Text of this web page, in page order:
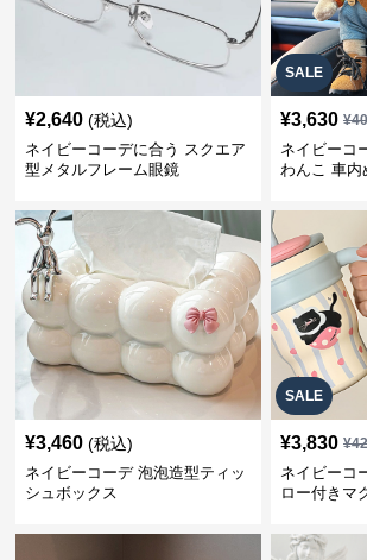
¥2,640 (税込)
ネイビーコーデに合う スクエア
型メタルフレーム眼鏡
SALE
¥3,630 ¥
ネイビーコ
わんこ 車内
¥3,460 (税込)
ネイビーコーデ 泡泡造型ティッ
シュボックス
SALE
¥3,830 ¥
ネイビーコ
ロー付きマ